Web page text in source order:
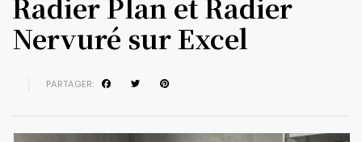
Radier Plan et Radier
Nervuré sur Excel
PARTAGER: